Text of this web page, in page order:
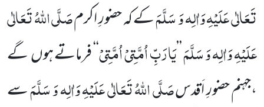
تَعَالٰی عَلَیْہِ وَاٰلِہ وَ سَلَّمَکے کہ حضورِ اکرمصَلَّی اللّٰہُ تَعَالٰی
عَلَیْہِ وَاٰلِہ وَ سَلَّمَ’’یَارَبِّاُمَّتِیْاُمَّتِیْ‘‘فرماتے ہوںگے
،جہنم حضورِ اَقدسصَلَّی اللّٰہُ تَعَالٰی عَلَیْہِ وَاٰلِہ وَ سَلَّمَسے